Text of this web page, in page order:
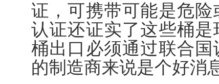
证，可携带可能是危
认证还证实了这些桶
桶出口必须通过联合
的制造商来说是个好消